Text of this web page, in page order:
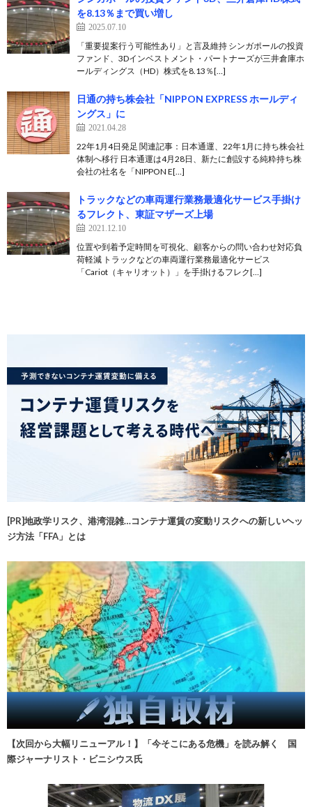
を8.13％まで買い増し
2025.07.10
「重要提案行う可能性あり」と言及維持 シンガポールの投資
ファンド、3Dインベストメント・パートナーズが三井倉庫ホ
ールディングス（HD）株式を8.13％[…]
日通の持ち株会社「NIPPON EXPRESS ホールディ
ングス」に
2021.04.28
22年1月4日発足 関連記事：日本通運、22年1月に持ち株会社
体制へ移行 日本通運は4月28日、新たに創設する純粋持ち株
会社の社名を「NIPPON E[…]
トラックなどの車両運行業務最適化サービス手掛け
るフレクト、東証マザーズ上場
2021.12.10
位置や到着予定時間を可視化、顧客からの問い合わせ対応負
荷軽減 トラックなどの車両運行業務最適化サービス
「Cariot（キャリオット）」を手掛けるフレク[…]
[PR]地政学リスク、港湾混雑…コンテナ運賃の変動リスクへの新しいヘッ
ジ方法「FFA」とは
【次回から大幅リニューアル！】「今そこにある危機」を読み解く 国
際ジャーナリスト・ビニシウス氏